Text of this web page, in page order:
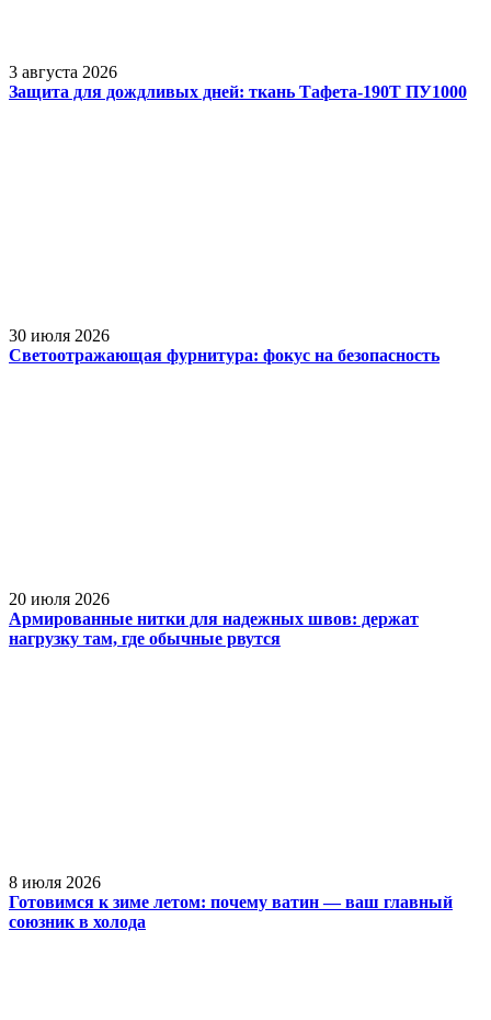
3 августа 2026
Защита для дождливых дней: ткань Тафета-190Т ПУ1000
30 июля 2026
Светоотражающая фурнитура: фокус на безопасность
20 июля 2026
Армированные нитки для надежных швов: держат
нагрузку там, где обычные рвутся
8 июля 2026
Готовимся к зиме летом: почему ватин — ваш главный
союзник в холода